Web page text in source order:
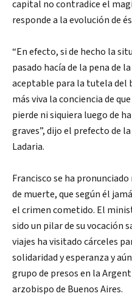
capital no contradice el
responde a la evolución de
“En efecto, si de hecho la
pasado hacía de la pena de
aceptable para la tutela del
más viva la conciencia de
pierde ni siquiera luego de
graves”, dijo el prefecto de
Ladaria.
Francisco se ha
de muerte, que según él
el crimen cometido. El
sido un pilar de su vocación
viajes ha visitado cárceles
solidaridad y esperanza y
grupo de presos en la
arzobispo de Buenos Aires.